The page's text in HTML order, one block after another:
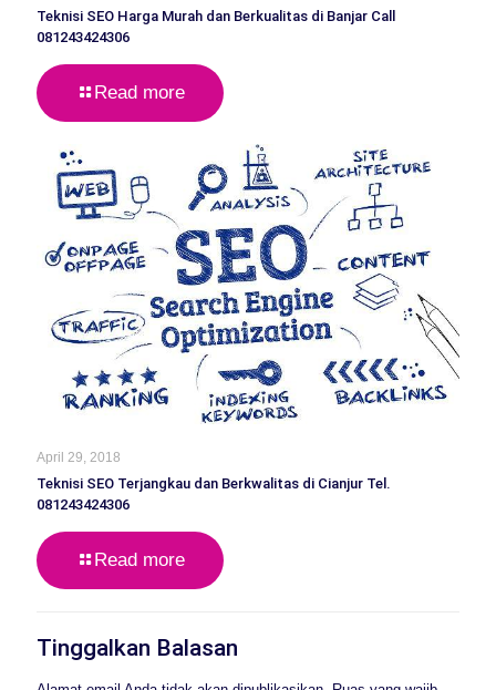
Teknisi SEO Harga Murah dan Berkualitas di Banjar Call
081243424306
Read more
April 29, 2018
Teknisi SEO Terjangkau dan Berkwalitas di Cianjur Tel.
081243424306
Read more
Tinggalkan Balasan